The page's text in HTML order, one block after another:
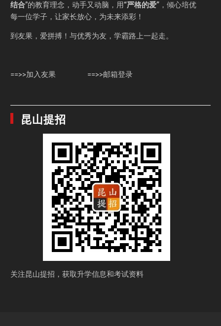
结合”的教育理念，动手又动脑，用“严格的爱” ，倾心培优
每一位学子，让家长放心，为未来添彩！
到友果，爱拼搏！与优秀为友，学霸路上一起走。
==>>加入友果 ==>>邮箱登录
昆山提招
关注昆山提招，获取升学信息和考试资料